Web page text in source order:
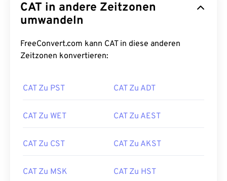
CAT in andere Zeitzonen
umwandeln
FreeConvert.com kann CAT in diese anderen
Zeitzonen konvertieren:
CAT Zu PST CAT Zu ADT
CAT Zu WET CAT Zu AEST
CAT Zu CST CAT Zu AKST
CAT Zu MSK CAT Zu HST